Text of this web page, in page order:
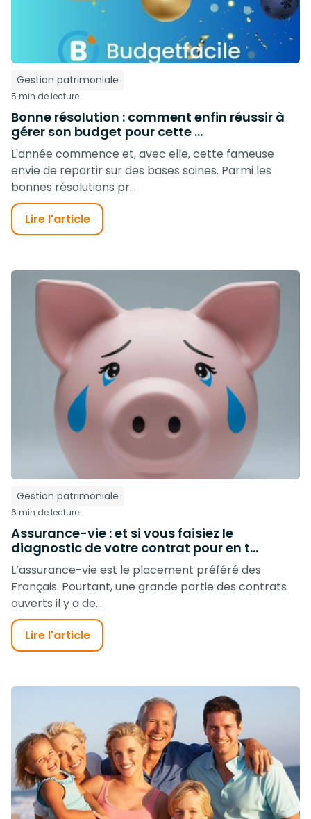
Gestion patrimoniale
5 min de lecture
Bonne résolution : comment enfin réussir à
gérer son budget pour cette ...
L'année commence et, avec elle, cette fameuse
envie de repartir sur des bases saines. Parmi les
bonnes résolutions pr...
Lire l'article
Gestion patrimoniale
6 min de lecture
Assurance-vie : et si vous faisiez le
diagnostic de votre contrat pour en t...
L’assurance-vie est le placement préféré des
Français. Pourtant, une grande partie des contrats
ouverts il y a de...
Lire l'article